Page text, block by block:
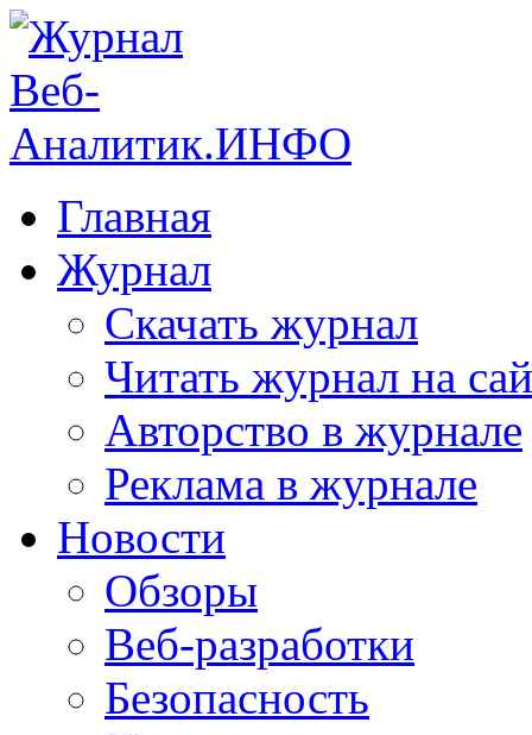
Главная
Журнал
Скачать журнал
Читать журнал на
Авторство в журнале
Реклама в журнале
Новости
Обзоры
Веб-разработки
Безопасность